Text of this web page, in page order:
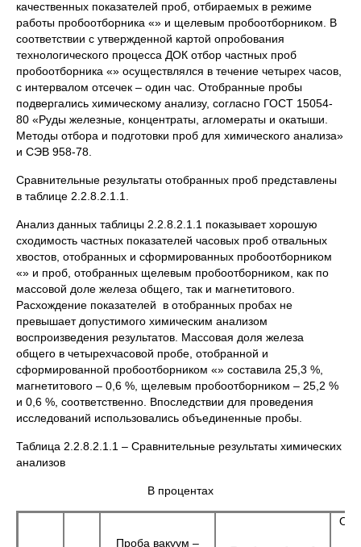
качественных показателей проб, отбираемых в режиме
работы пробоотборника «» и щелевым пробоотборником. В
соответствии с утвержденной картой опробования
технологического процесса ДОК отбор частных проб
пробоотборника «» осуществлялся в течение четырех часов,
с интервалом отсечек – один час. Отобранные пробы
подвергались химическому анализу, согласно ГОСТ 15054-
80 «Руды железные, концентраты, агломераты и окатыши.
Методы отбора и подготовки проб для химического анализа»
и СЭВ 958-78.
Сравнительные результаты отобранных проб представлены
в таблице 2.2.8.2.1.1.
Анализ данных таблицы 2.2.8.2.1.1 показывает хорошую
сходимость частных показателей часовых проб отвальных
хвостов, отобранных и сформированных пробоотборником
«» и проб, отобранных щелевым пробоотборником, как по
массовой доле железа общего, так и магнетитового.
Расхождение показателей в отобранных пробах не
превышает допустимого химическим анализом
воспроизведения результатов. Массовая доля железа
общего в четырехчасовой пробе, отобранной и
сформированной пробоотборником «» составила 25,3 %,
магнетитового – 0,6 %, щелевым пробоотборником – 25,2 %
и 0,6 %, соответственно. Впоследствии для проведения
исследований использовались объединенные пробы.
Таблица 2.2.8.2.1.1 – Сравнительные результаты химических
анализов
В процентах
Проба вакуум –